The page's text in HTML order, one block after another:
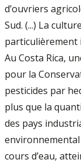
d’ouvriers
Sud. (...) La
particulièrement
Au Costa Rica,
pour la
pesticides par
plus que la
des pays
cours d’eau,